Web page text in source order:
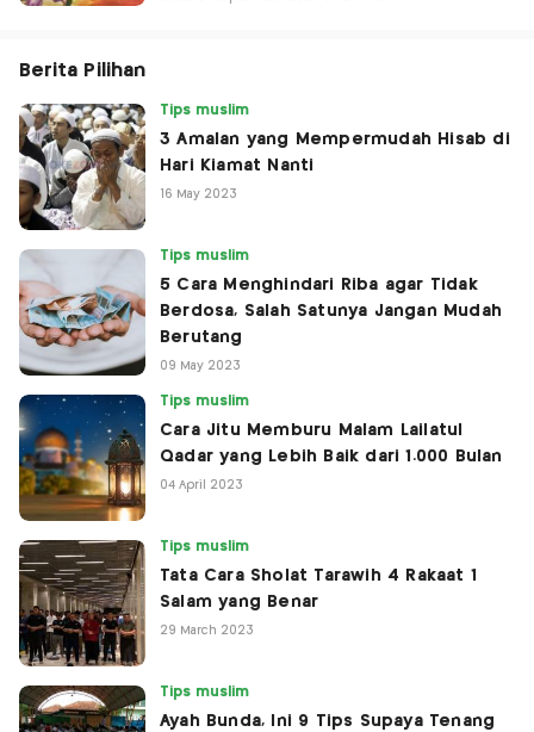
Berita Pilihan
Tips muslim
3 Amalan yang Mempermudah Hisab di
Hari Kiamat Nanti
16 May 2023
Tips muslim
5 Cara Menghindari Riba agar Tidak
Berdosa, Salah Satunya Jangan Mudah
Berutang
09 May 2023
Tips muslim
Cara Jitu Memburu Malam Lailatul
Qadar yang Lebih Baik dari 1.000 Bulan
04 April 2023
Tips muslim
Tata Cara Sholat Tarawih 4 Rakaat 1
Salam yang Benar
29 March 2023
Tips muslim
Ayah Bunda, Ini 9 Tips Supaya Tenang